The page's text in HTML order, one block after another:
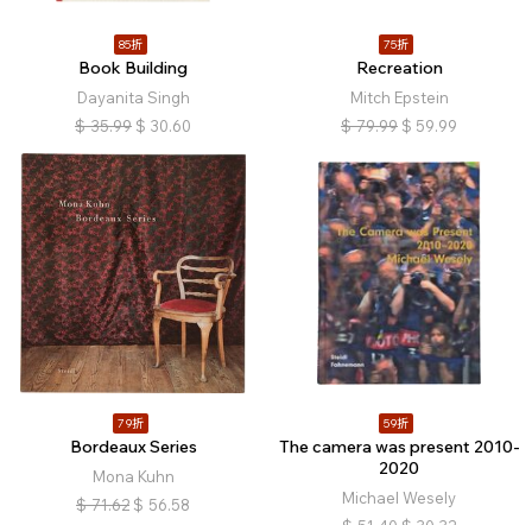
85折
Book Building
Dayanita Singh
$ 35.99 $ 30.60
75折
Recreation
Mitch Epstein
$ 79.99 $ 59.99
79折
Bordeaux Series
Mona Kuhn
$ 71.62 $ 56.58
59折
The camera was present 2010-
2020
Michael Wesely